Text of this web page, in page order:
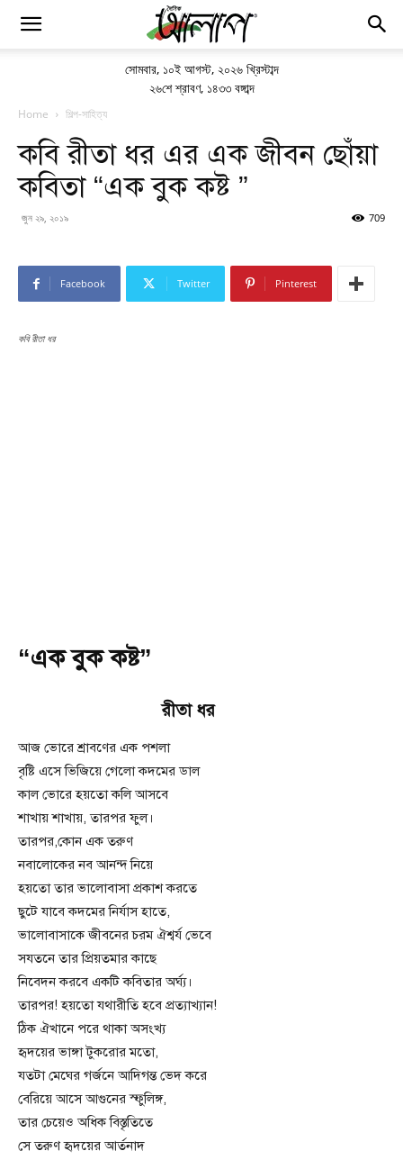
সোমবার, ১০ই আগস্ট, ২০২৬ খ্রিস্টাব্দ
২৬শে শ্রাবণ, ১৪৩৩ বঙ্গাব্দ
Home শিল্প-সাহিত্য
কবি রীতা ধর এর এক জীবন ছোঁয়া
কবিতা “এক বুক কষ্ট ”
জুন ২৯, ২০১৯ 709
Facebook Twitter Pinterest
কবি রীতা ধর
“এক বুক কষ্ট”
রীতা ধর
আজ ভোরে শ্রাবণের এক পশলা
বৃষ্টি এসে ভিজিয়ে গেলো কদমের ডাল
কাল ভোরে হয়তো কলি আসবে
শাখায় শাখায়, তারপর ফুল।
তারপর,কোন এক তরুণ
নবালোকের নব আনন্দ নিয়ে
হয়তো তার ভালোবাসা প্রকাশ করতে
ছুটে যাবে কদমের নির্যাস হাতে,
ভালোবাসাকে জীবনের চরম ঐশ্বর্য ভেবে
সযতনে তার প্রিয়তমার কাছে
নিবেদন করবে একটি কবিতার অর্ঘ্য।
তারপর! হয়তো যথারীতি হবে প্রত্যাখ্যান!
ঠিক ঐখানে পরে থাকা অসংখ্য
হৃদয়ের ভাঙ্গা টুকরোর মতো,
যতটা মেঘের গর্জনে আদিগন্ত ভেদ করে
বেরিয়ে আসে আগুনের স্ফুলিঙ্গ,
তার চেয়েও অধিক বিস্তৃতিতে
সে তরুণ হৃদয়ের আর্তনাদ